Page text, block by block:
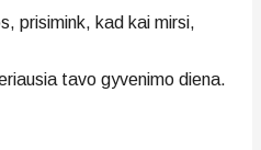
prisimink, kad kai mirsi,
tavo gyvenimo diena.